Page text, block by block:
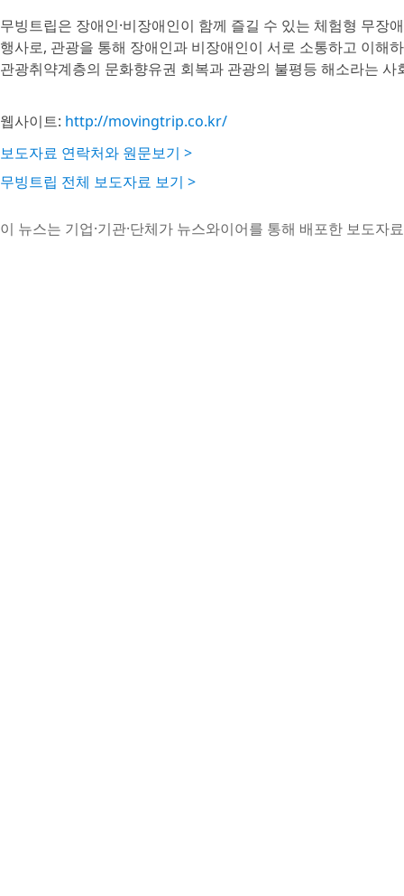
무빙트립은 장애인·비장애인이 함께 즐길 수 있는 체험형 무
행사로, 관광을 통해 장애인과 비장애인이 서로 소통하고 이해
관광취약계층의 문화향유권 회복과 관광의 불평등 해소라는
웹사이트: http://movingtrip.co.kr/
보도자료 연락처와 원문보기 >
무빙트립 전체 보도자료 보기 >
이 뉴스는 기업·기관·단체가 뉴스와이어를 통해 배포한 보도자